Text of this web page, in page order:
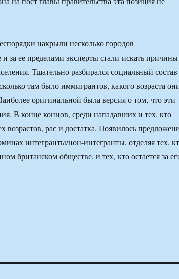
накрыли несколько городов
за ее пределами эксперты стали искать причины
Тщательно разбирался социальный состав
там было иммигрантов, какого возраста
оригинальной была версия о том, что эти
В конце концов, среди нападавших и тех, кто
рас и достатка. Появилось
интегранты/нон-интегранты, отделяя тех,
британском обществе, и тех, кто остается за